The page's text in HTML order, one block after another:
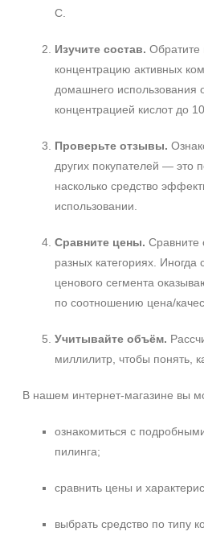
С.
Изучите состав. Обратите
концентрацию активных
домашнего использования
концентрацией кислот до
Проверьте отзывы.
других покупателей — это
насколько средство
использовании.
Сравните цены. Сравните
разных категориях. Иногда
ценового сегмента
по соотношению цена/
Учитывайте объём.
миллилитр, чтобы понять,
В нашем интернет‑магазине вы
ознакомиться с
пилинга;
сравнить цены и
выбрать средство по типу